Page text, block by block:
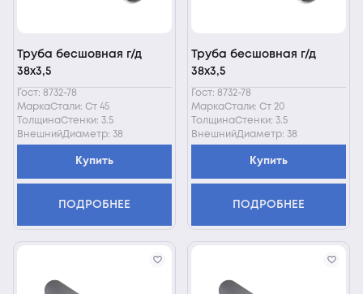
Труба бесшовная г/д
38х3,5
Гост: 8732-78
МаркаСтали: Ст 45
ТолщинаСтенки: 3.5
ВнешнийДиаметр: 38
Купить
ПОДРОБНЕЕ
Труба бесшовная г/д
38х3,5
Гост: 8732-78
МаркаСтали: Ст 20
ТолщинаСтенки: 3.5
ВнешнийДиаметр: 38
Купить
ПОДРОБНЕЕ